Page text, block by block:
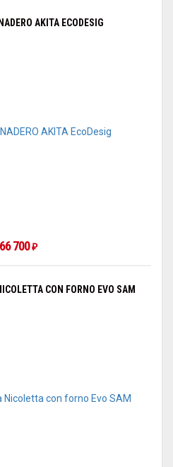
AKITA ECODESIG
700₽
CON FORNO EVO SAM